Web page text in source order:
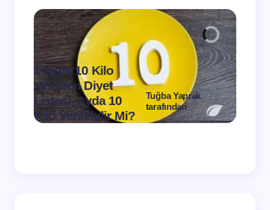
1 Ayda 10 Kilo
Verdiren Diyet
Listesi, Ayda 10
Kilo Verilebilir Mi?
Tuğba Yaprak
tarafından
on Mart 11, 2024